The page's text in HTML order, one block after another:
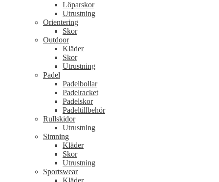
Löparskor
Utrustning
Orientering
Skor
Outdoor
Kläder
Skor
Utrustning
Padel
Padelbollar
Padelracket
Padelskor
Padeltillbehör
Rullskidor
Utrustning
Simning
Kläder
Skor
Utrustning
Sportswear